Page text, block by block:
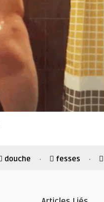
douche · fesses ·